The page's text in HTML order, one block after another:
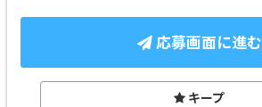
応募画面に進む
キープ